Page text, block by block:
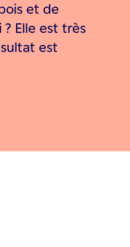
et de
Elle est très
est